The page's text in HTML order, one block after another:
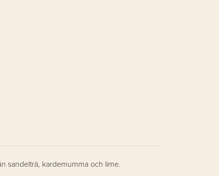
sandelträ, kardemumma och lime.